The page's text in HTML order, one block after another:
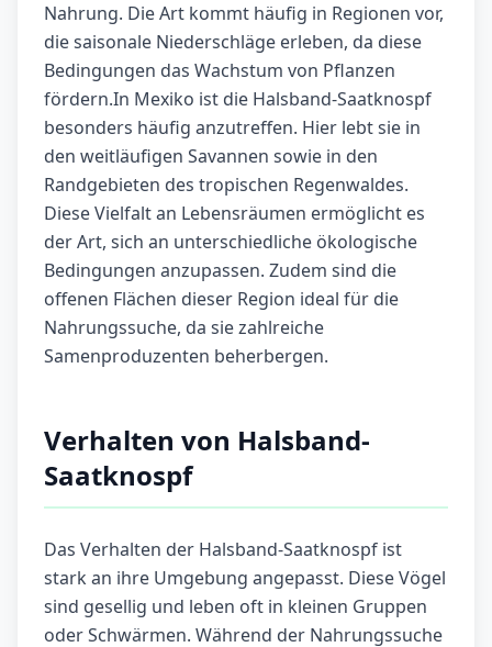
Nahrung. Die Art kommt häufig in Regionen vor,
die saisonale Niederschläge erleben, da diese
Bedingungen das Wachstum von Pflanzen
fördern.In Mexiko ist die Halsband-Saatknospf
besonders häufig anzutreffen. Hier lebt sie in
den weitläufigen Savannen sowie in den
Randgebieten des tropischen Regenwaldes.
Diese Vielfalt an Lebensräumen ermöglicht es
der Art, sich an unterschiedliche ökologische
Bedingungen anzupassen. Zudem sind die
offenen Flächen dieser Region ideal für die
Nahrungssuche, da sie zahlreiche
Samenproduzenten beherbergen.
Verhalten von Halsband-
Saatknospf
Das Verhalten der Halsband-Saatknospf ist
stark an ihre Umgebung angepasst. Diese Vögel
sind gesellig und leben oft in kleinen Gruppen
oder Schwärmen. Während der Nahrungssuche